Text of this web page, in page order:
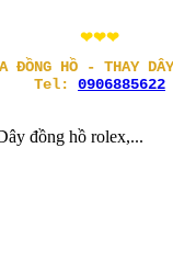
❤❤❤
ĐỒNG HỒ - THAY
Tel: 0906885622
đồng hồ rolex,...